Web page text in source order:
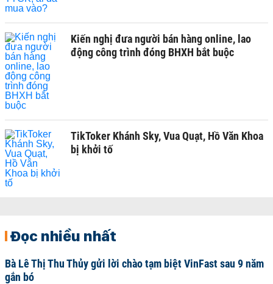
Kiến nghị đưa người bán hàng online, lao
động công trình đóng BHXH bắt buộc
TikToker Khánh Sky, Vua Quạt, Hồ Văn Khoa
bị khởi tố
Đọc nhiều nhất
Bà Lê Thị Thu Thủy gửi lời chào tạm biệt VinFast sau 9 năm
gắn bó